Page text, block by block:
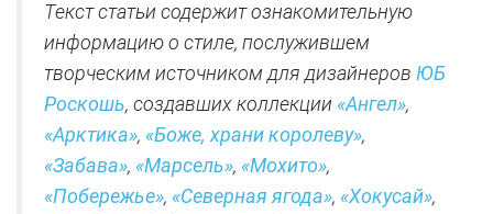
Текст статьи содержит ознакомительную
информацию о стиле, послужившем
творческим источником для дизайнеров ЮБ
Роскошь, создавших коллекции «Ангел»,
«Арктика», «Боже, храни королеву»,
«Забава», «Марсель», «Мохито»,
«Побережье», «Северная ягода», «Хокусай»,